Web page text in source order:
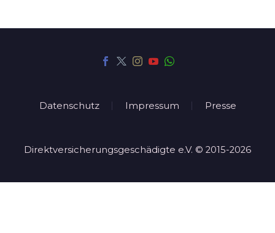
Datenschutz Impressum Presse
Direktversicherungsgeschädigte e.V. © 2015-2026